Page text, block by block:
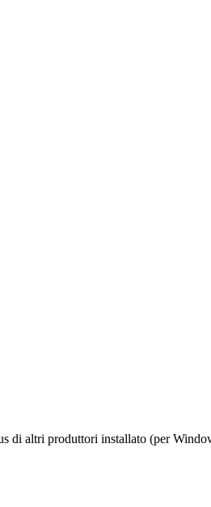
di altri produttori installato (per